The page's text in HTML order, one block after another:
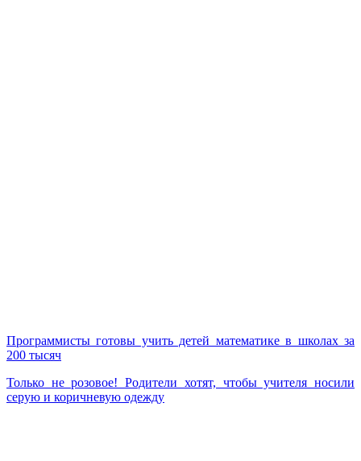
Программисты готовы учить детей математике в школах за
200 тысяч
Только не розовое! Родители хотят, чтобы учителя носили
серую и коричневую одежду